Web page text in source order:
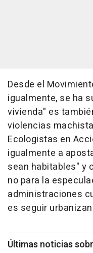
Desde el
igualmente, se ha
vivienda" es
violencias
Ecologistas en
igualmente a
sean habitables" y
no para la
administraciones
es seguir
Últimas noticias